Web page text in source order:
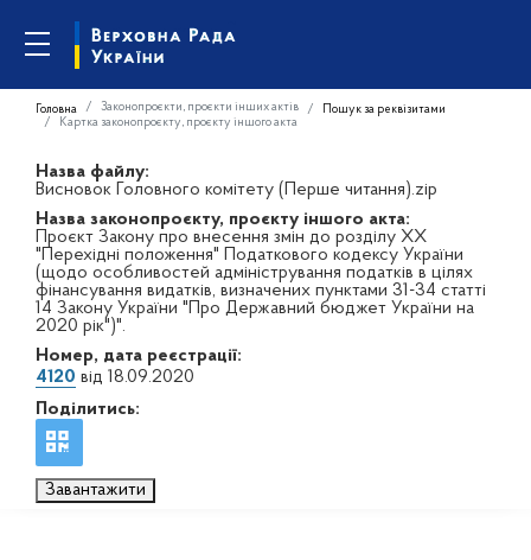
Головна Законопроєкти, проєкти інших актів
Пошук за реквізитами
Картка законопроєкту, проєкту іншого акта
Назва файлу:
Висновок Головного комітету (Перше читання).zip
Назва законопроєкту, проєкту іншого акта:
Проєкт Закону про внесення змін до розділу XX
"Перехідні положення" Податкового кодексу України
(щодо особливостей адміністрування податків в цілях
фінансування видатків, визначених пунктами 31-34 статті
14 Закону України "Про Державний бюджет України на
2020 рік")".
Номер, дата реєстрації:
4120 від 18.09.2020
Поділитись:
Завантажити